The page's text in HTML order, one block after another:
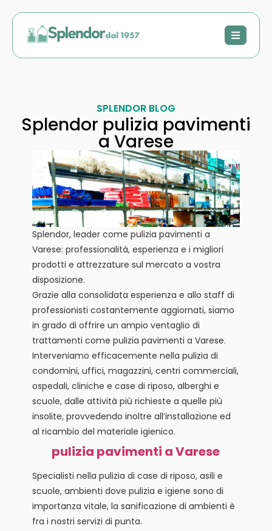
SPLENDOR BLOG
Splendor pulizia pavimenti
a Varese
Splendor, leader come pulizia pavimenti a
Varese: professionalità, esperienza e i migliori
prodotti e attrezzature sul mercato a vostra
disposizione.
Grazie alla consolidata esperienza e allo staff di
professionisti costantemente aggiornati, siamo
in grado di offrire un ampio ventaglio di
trattamenti come pulizia pavimenti a Varese.
Interveniamo efficacemente nella pulizia di
condomini, uffici, magazzini, centri commerciali,
ospedali, cliniche e case di riposo, alberghi e
scuole, dalle attività più richieste a quelle più
insolite, provvedendo inoltre all’installazione ed
al ricambio del materiale igienico.
pulizia pavimenti a Varese
Specialisti nella pulizia di case di riposo, asili e
scuole, ambienti dove pulizia e igiene sono di
importanza vitale, la sanificazione di ambienti è
fra i nostri servizi di punta.